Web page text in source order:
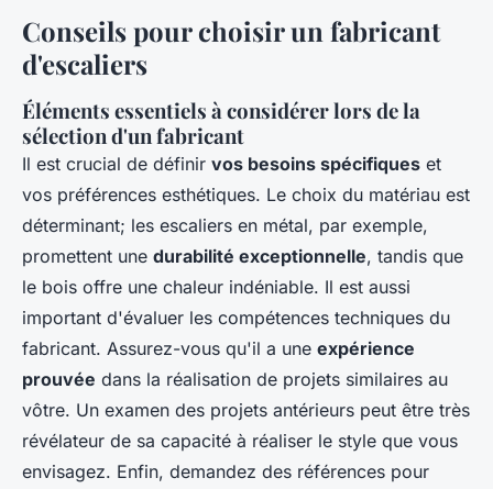
Conseils pour choisir un fabricant
d'escaliers
Éléments essentiels à considérer lors de la
sélection d'un fabricant
Il est crucial de définir vos besoins spécifiques et
vos préférences esthétiques. Le choix du matériau est
déterminant; les escaliers en métal, par exemple,
promettent une durabilité exceptionnelle, tandis que
le bois offre une chaleur indéniable. Il est aussi
important d'évaluer les compétences techniques du
fabricant. Assurez-vous qu'il a une expérience
prouvée dans la réalisation de projets similaires au
vôtre. Un examen des projets antérieurs peut être très
révélateur de sa capacité à réaliser le style que vous
envisagez. Enfin, demandez des références pour